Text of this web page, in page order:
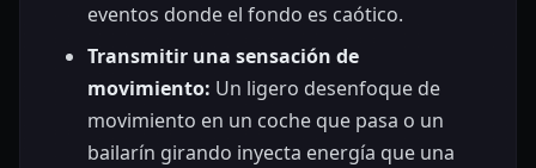
eventos donde el fondo es caótico.
Transmitir una sensación de
movimiento: Un ligero desenfoque de
movimiento en un coche que pasa o un
bailarín girando inyecta energía que una